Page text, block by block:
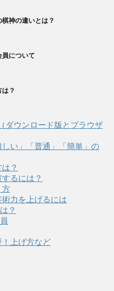
神の違いとは？
について
？
ダウンロード版とブラウザ
い」「普通」「簡単」の
？
るには？
方
力を上げるには
？
上げ方など